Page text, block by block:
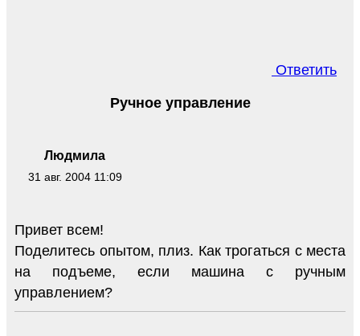
Ответить
Людмила
31 авг. 2004 11:09
Ручное управление
Привет всем!
Поделитесь опытом, плиз. Как трогаться с места
на подъеме, если машина с ручным
управлением?